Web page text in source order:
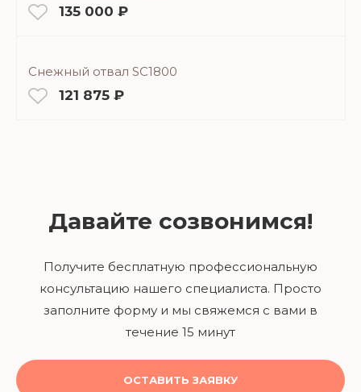
135 000 ₽
Снежный отвал SC1800
121 875 ₽
Давайте созвонимся!
Получите бесплатную профессиональную
консультацию нашего специалиста. Просто
заполните форму и мы свяжемся с вами в
течение 15 минут
ОСТАВИТЬ ЗАЯВКУ